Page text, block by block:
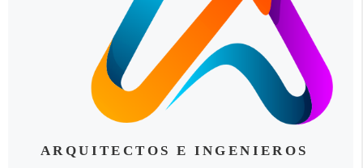
ARQUITECTOS E INGENIEROS